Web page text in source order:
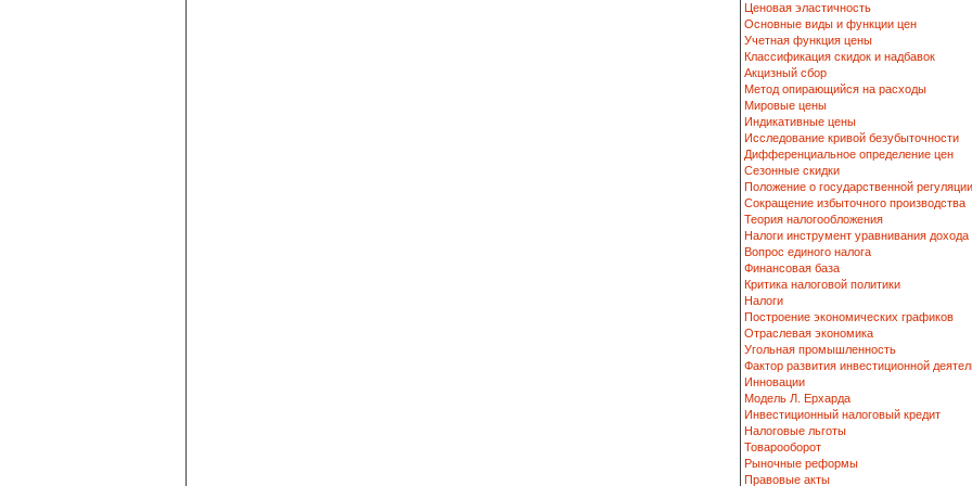
Ценовая эластичность
Основные виды и функции цен
Учетная функция цены
Классификация скидок и надбавок
Акцизный сбор
Метод опирающийся на расходы
Мировые цены
Индикативные цены
Исследование кривой безубыточности
Дифференциальное определение цен
Сезонные скидки
Положение о государственной регуляции
Сокращение избыточного производства
Теория налогообложения
Налоги инструмент уравнивания дохода
Вопрос единого налога
Финансовая база
Критика налоговой политики
Налоги
Построение экономических графиков
Отраслевая экономика
Угольная промышленность
Фактор развития инвестиционной
Инновации
Модель Л. Ерхарда
Инвестиционный налоговый кредит
Налоговые льготы
Товарооборот
Рыночные реформы
Правовые акты